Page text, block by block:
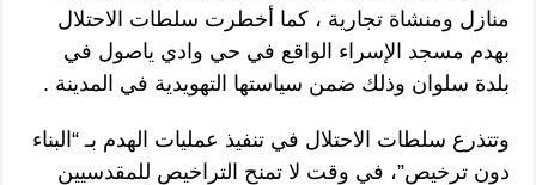
منازل ومنشاة تجارية ، كما أخطرت سلطات الاحتلال
بهدم مسجد الإسراء الواقع في حي وادي ياصول في
بلدة سلوان وذلك ضمن سياستها التهويدية في المدينة .
وتتذرع سلطات الاحتلال في تنفيذ عمليات الهدم بـ “البناء
دون ترخيص”، في وقت لا تمنح التراخيص للمقدسيين